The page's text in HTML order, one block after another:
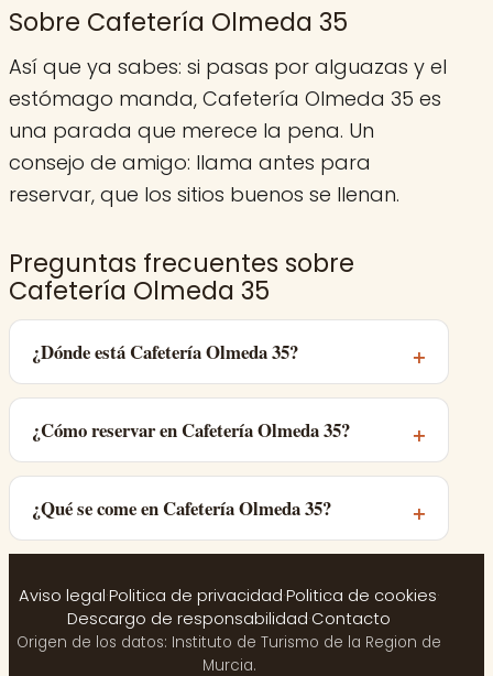
Sobre Cafetería Olmeda 35
Así que ya sabes: si pasas por alguazas y el
estómago manda, Cafetería Olmeda 35 es
una parada que merece la pena. Un
consejo de amigo: llama antes para
reservar, que los sitios buenos se llenan.
Preguntas frecuentes sobre
Cafetería Olmeda 35
¿Dónde está Cafetería Olmeda 35?
¿Cómo reservar en Cafetería Olmeda 35?
¿Qué se come en Cafetería Olmeda 35?
Aviso legal·Politica de privacidad·Politica de cookies·
Descargo de responsabilidad·Contacto
Origen de los datos: Instituto de Turismo de la Region de
Murcia.